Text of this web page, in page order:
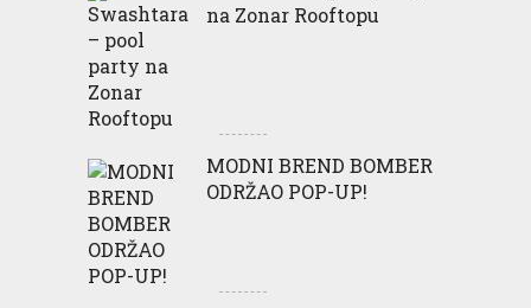
na Zonar Rooftopu
MODNI BREND BOMBER
ODRŽAO POP-UP!